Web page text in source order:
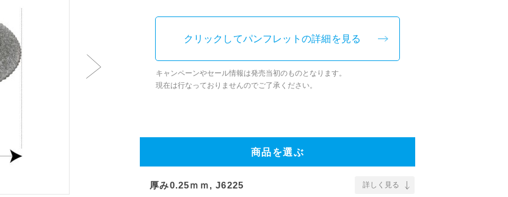
クリックしてパンフレットの詳細を見る
キャンペーンやセール情報は発売当初のものとなります。
現在は行なっておりませんのでご了承ください。
商品を選ぶ
厚み0.25ｍｍ, J6225 詳しく見る